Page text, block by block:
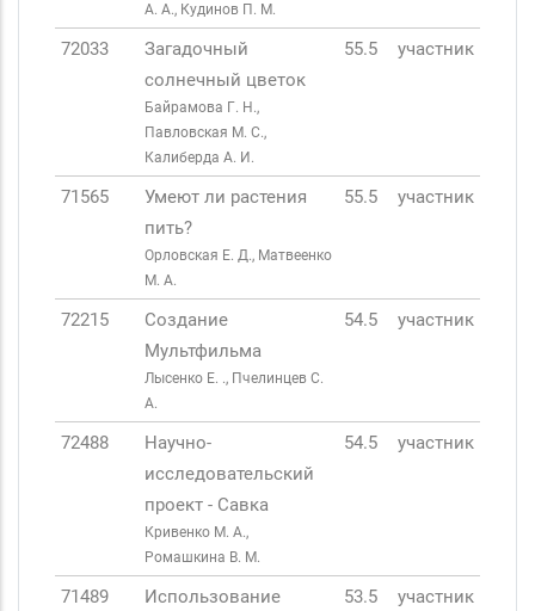
А. А., Кудинов П. М.
72033
Загадочный
солнечный цветок
Байрамова Г. Н.,
Павловская М. С.,
Калиберда А. И.
55.5 участник
71565
Умеют ли растения
пить?
Орловская Е. Д., Матвеенко
М. А.
55.5 участник
72215
Создание
Мультфильма
Лысенко Е. ., Пчелинцев С.
А.
54.5 участник
72488
Научно-
исследовательский
проект - Савка
Кривенко М. А.,
Ромашкина В. М.
54.5 участник
71489
Использование
53.5 участник